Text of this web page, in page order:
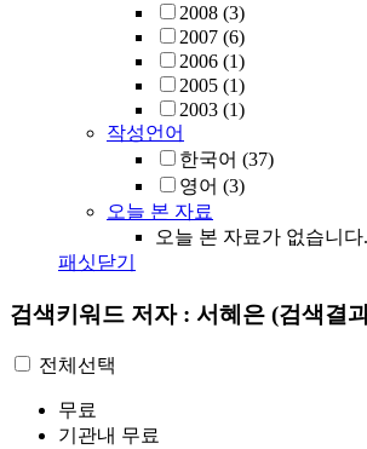
2008 (3)
2007 (6)
2006 (1)
2005 (1)
2003 (1)
작성언어
한국어 (37)
영어 (3)
오늘 본 자료
오늘 본 자료가 없습니다.
패싯닫기
검색키워드 저자 : 서혜은 (검색결
전체선택
무료
기관내 무료